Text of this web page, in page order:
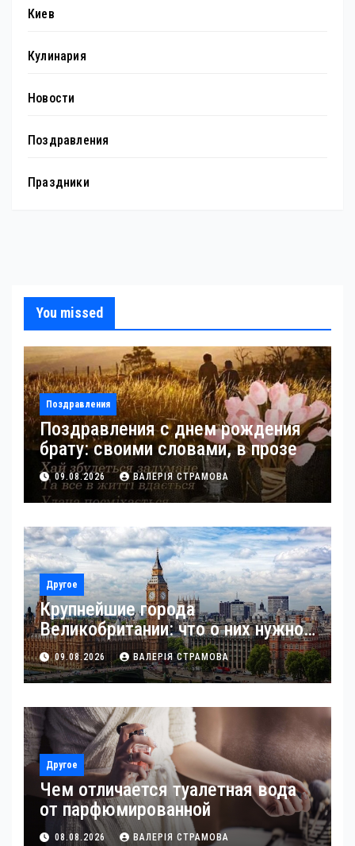
Киев
Кулинария
Новости
Поздравления
Праздники
You missed
Поздравления
Поздравления с днем рождения
брату: своими словами, в прозе
09.08.2026 ВАЛЕРІЯ СТРАМОВА
Другое
Крупнейшие города
Великобритании: что о них нужно
знать
09.08.2026 ВАЛЕРІЯ СТРАМОВА
Другое
Чем отличается туалетная вода
от парфюмированной
08.08.2026 ВАЛЕРІЯ СТРАМОВА